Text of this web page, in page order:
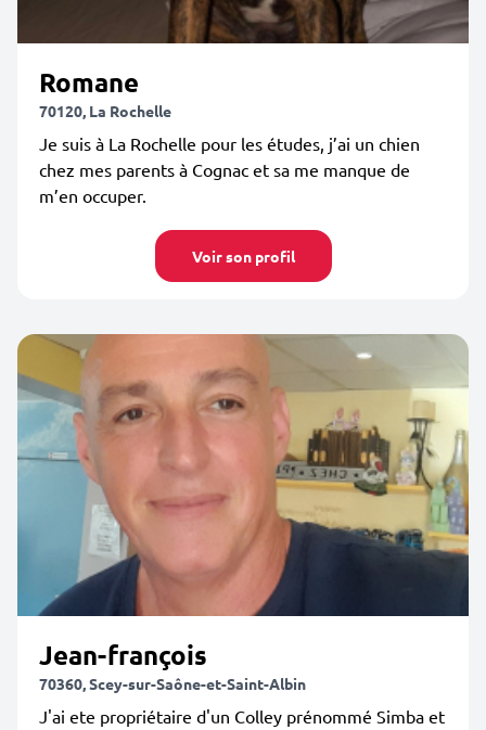
Romane
70120, La Rochelle
Je suis à La Rochelle pour les études, j’ai un chien
chez mes parents à Cognac et sa me manque de
m’en occuper.
Voir son profil
Jean-françois
70360, Scey-sur-Saône-et-Saint-Albin
J'ai ete propriétaire d'un Colley prénommé Simba et